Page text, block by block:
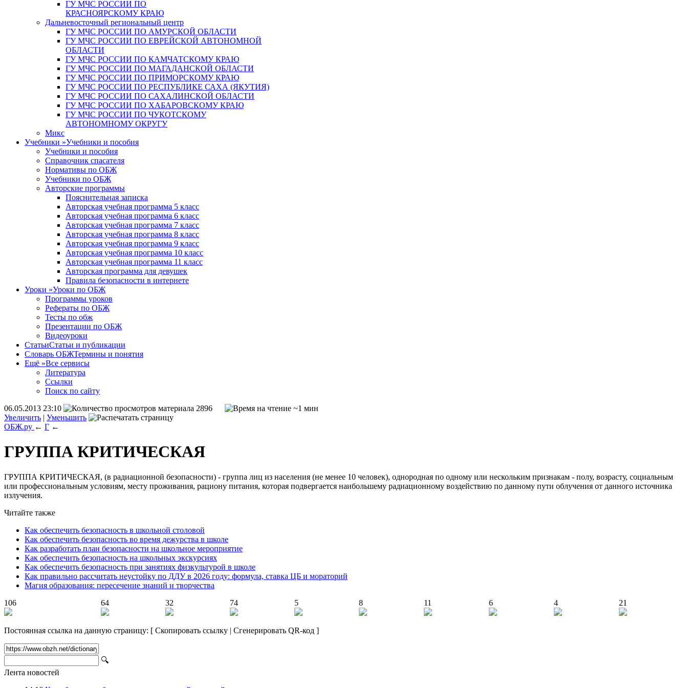
ГУ МЧС РОССИИ ПО
КРАСНОЯРСКОМУ КРАЮ
Дальневосточный региональный центр
ГУ МЧС РОССИИ ПО АМУРСКОЙ ОБЛАСТИ
ГУ МЧС РОССИИ ПО ЕВРЕЙСКОЙ АВТОНОМНОЙ
ОБЛАСТИ
ГУ МЧС РОССИИ ПО КАМЧАТСКОМУ КРАЮ
ГУ МЧС РОССИИ ПО МАГАДАНСКОЙ ОБЛАСТИ
ГУ МЧС РОССИИ ПО ПРИМОРСКОМУ КРАЮ
ГУ МЧС РОССИИ ПО РЕСПУБЛИКЕ САХА (ЯКУТИЯ)
ГУ МЧС РОССИИ ПО САХАЛИНСКОЙ ОБЛАСТИ
ГУ МЧС РОССИИ ПО ХАБАРОВСКОМУ КРАЮ
ГУ МЧС РОССИИ ПО ЧУКОТСКОМУ
АВТОНОМНОМУ ОКРУГУ
Микс
Учебники »Учебники и пособия
Учебники и пособия
Справочник спасателя
Нормативы по ОБЖ
Учебники по ОБЖ
Авторские программы
Пояснительная записка
Авторская учебная программа 5 класс
Авторская учебная программа 6 класс
Авторская учебная программа 7 класс
Авторская учебная программа 8 класс
Авторская учебная программа 9 класс
Авторская учебная программа 10 класс
Авторская учебная программа 11 класс
Авторская программа для девушек
Правила безопасности в интернете
Уроки »Уроки по ОБЖ
Программы уроков
Рефераты по ОБЖ
Тесты по обж
Презентации по ОБЖ
Видеоуроки
СтатьиСтатьи и публикации
Словарь ОБЖТермины и понятия
Ещё »Все сервисы
Литература
Ссылки
Поиск по сайту
06.05.2013 23:10
2896
~1 мин
Увеличить | Уменьшить
ОБЖ.ру ← Г ←
ГРУППА КРИТИЧЕСКАЯ
ГРУППА КРИТИЧЕСКАЯ, (в радиационной безопасности) - группа лиц из населения (не менее 10 человек), однородная по одному или нескольким признакам - полу, возрасту, социальным
или профессиональным условиям, месту проживания, рациону питания, которая подвергается наибольшему радиационному воздействию по данному пути облучения от данного источника
излучения.
Читайте также
Как обеспечить безопасность в школьной столовой
Как обеспечить безопасность во время дежурства в школе
Как разработать план безопасности на школьное мероприятие
Как обеспечить безопасность на школьных экскурсиях
Как обеспечить безопасность при занятиях физкультурой в школе
Как правильно рассчитать неустойку по ДДУ в 2026 году: формула, ставка ЦБ и мораторий
Магия образования: пересечение знаний и творчества
106
64 32 74 5 8 11 6 4 21
Постоянная ссылка на данную страницу: [ Скопировать ссылку | Сгенерировать QR-код ]
🔍
Лента новостей